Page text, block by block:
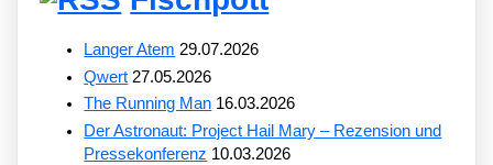
Langer Atem 29.07.2026
Qwert 27.05.2026
The Running Man 16.03.2026
Der Astronaut: Project Hail Mary – Rezension und
Pressekonferenz 10.03.2026